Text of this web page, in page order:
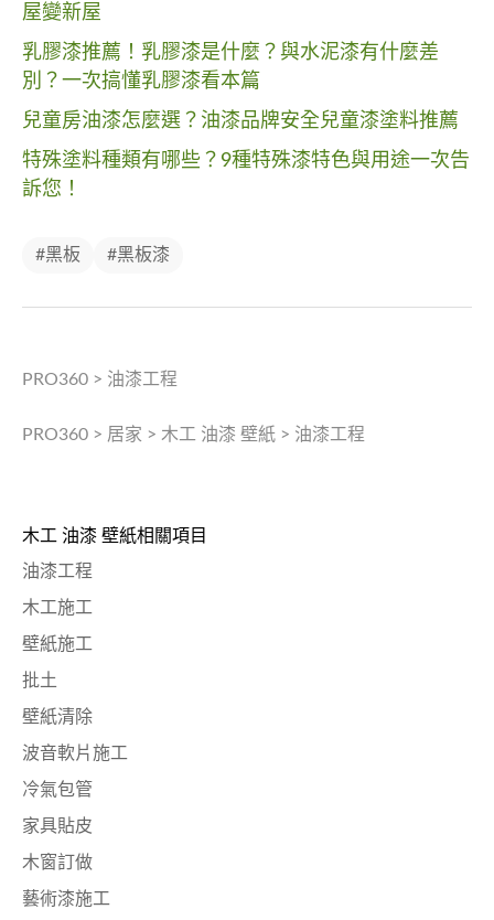
屋變新屋
乳膠漆推薦！乳膠漆是什麼？與水泥漆有什麼差
別？一次搞懂乳膠漆看本篇
兒童房油漆怎麼選？油漆品牌安全兒童漆塗料推薦
特殊塗料種類有哪些？9種特殊漆特色與用途一次告
訴您！
#黑板 #黑板漆
PRO360 > 油漆工程
PRO360 > 居家 > 木工 油漆 壁紙 > 油漆工程
木工 油漆 壁紙相關項目
油漆工程
木工施工
壁紙施工
批土
壁紙清除
波音軟片施工
冷氣包管
家具貼皮
木窗訂做
藝術漆施工